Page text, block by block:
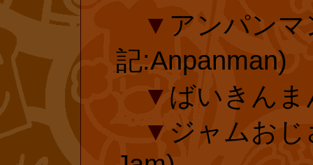
はやはり、“お
でしょうか?
『アンパンマ
がオフィシャル
▼アンパンマ
記:Anpanman)
▼ばいきんま
▼ジャムおじ